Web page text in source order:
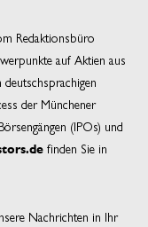
Redaktionsbüro
auf Aktien aus
der Münchener
(IPOs) und
finden Sie in
Nachrichten in Ihr